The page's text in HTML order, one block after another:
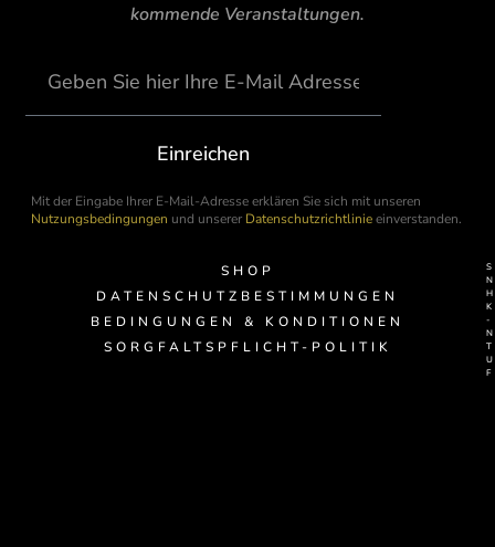
kommende Veranstaltungen.
Einreichen
Mit der Eingabe Ihrer E-Mail-Adresse erklären Sie sich mit unseren
Nutzungsbedingungen und unserer Datenschutzrichtlinieeinverstanden.
SHOP
DATENSCHUTZBESTIMMUNGEN
BEDINGUNGEN & KONDITIONEN
SORGFALTSPFLICHT-POLITIK
-